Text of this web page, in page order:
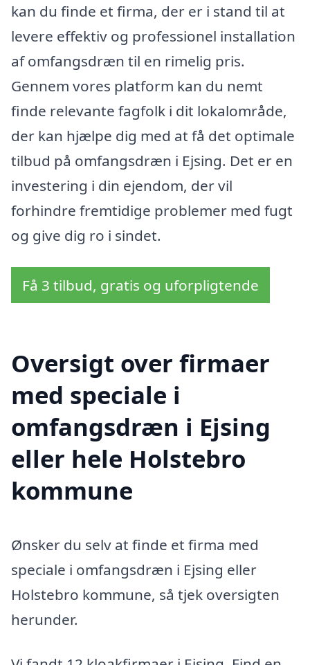
kan du finde et firma, der er i stand til at
levere effektiv og professionel installation
af omfangsdræn til en rimelig pris.
Gennem vores platform kan du nemt
finde relevante fagfolk i dit lokalområde,
der kan hjælpe dig med at få det optimale
tilbud på omfangsdræn i Ejsing. Det er en
investering i din ejendom, der vil
forhindre fremtidige problemer med fugt
og give dig ro i sindet.
Få 3 tilbud, gratis og uforpligtende
Oversigt over firmaer
med speciale i
omfangsdræn i Ejsing
eller hele Holstebro
kommune
Ønsker du selv at finde et firma med
speciale i omfangsdræn i Ejsing eller
Holstebro kommune, så tjek oversigten
herunder.